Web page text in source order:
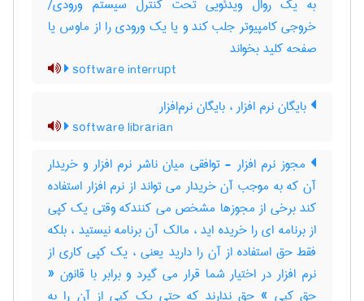
به یک روال ویدئویی تحت کنترل سیستم ورودی‎/
خروجی کامپیوتر جلب کند و یا یک ورودی را از ماوس یا
صفحه کلید بخواند
software interrupt
بایگان نرم افزار ، بایگان نرم‌افزار
software librarian
مجوز نرم افزار - توافقی میان ناشر نرم افزار و خریدار
آن که به موجب آن خریدار می تواند از نرم افزار استفاده
کند برخی از مجوزها مشخص می کنندکه وقتی یک کپی
از برنامه ای را خریده اید ، مالک آن برنامه نیستید ، بلکه
فقط حق استفاده از آن را دارید یعنی ، یک کپی کاری از
نرم افزار در اختیار شما قرار می گیرد و برابر با قانون «
حق کپی » حق ندارند که حتی یک کپی از آن را به